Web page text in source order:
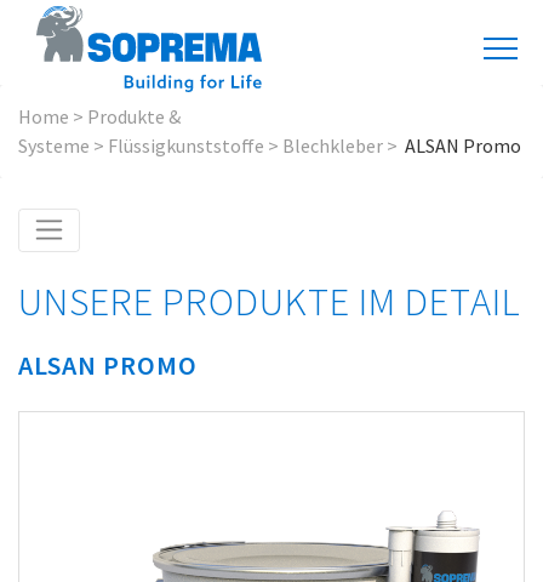
Home > Produkte &
Systeme > Flüssigkunststoffe > Blechkleber > ALSAN Promo
UNSERE PRODUKTE IM DETAIL
ALSAN PROMO